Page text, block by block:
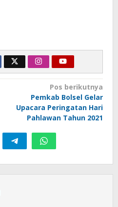
Pos berikutnya
Pemkab Bolsel Gelar
Upacara Peringatan Hari
Pahlawan Tahun 2021